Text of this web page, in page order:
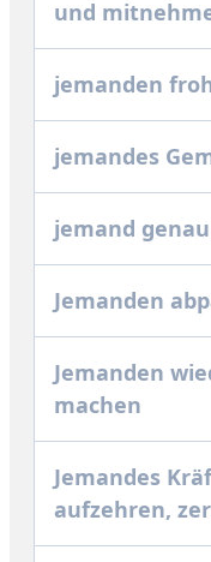
und
jemanden
jemandes
jemand
Jemanden
Jemanden
machen
Jemandes
aufzehren,